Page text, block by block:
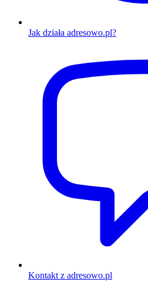
Jak działa adresowo.pl?
Kontakt z adresowo.pl